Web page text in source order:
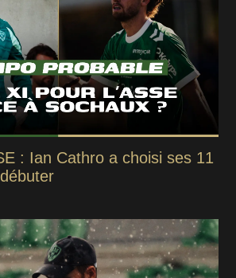
: Ian Cathro a choisi ses 11